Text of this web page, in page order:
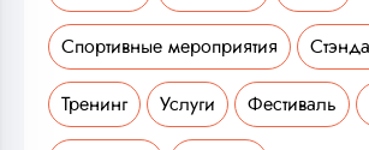
Спортивные мероприятия
Тренинг Услуги Фестиваль